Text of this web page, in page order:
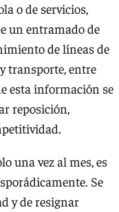
o de servicios,
un entramado de
de líneas de
transporte, entre
esta información se
reposición,
una vez al mes, es
Se
y de resignar